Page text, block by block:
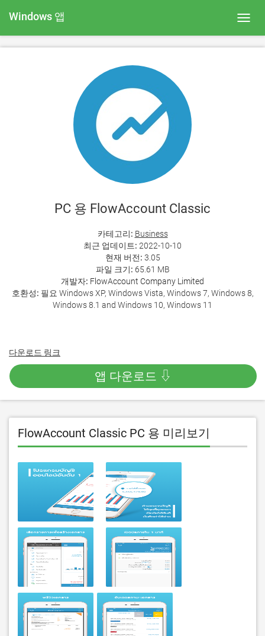
Windows 앱
PC 용 FlowAccount Classic
카테고리: Business
최근 업데이트: 2022-10-10
현재 버전: 3.05
파일 크기: 65.61 MB
개발자: FlowAccount Company Limited
호환성: 필요 Windows XP, Windows Vista, Windows 7, Windows 8,
Windows 8.1 and Windows 10, Windows 11
다운로드 링크
앱 다운로드 ⇩
FlowAccount Classic PC 용 미리보기